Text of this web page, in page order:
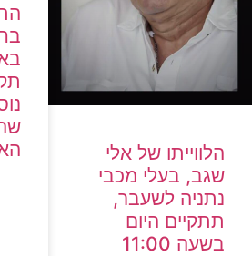
הלווייתו של אלי
שגב, בעלי מכבי
נתניה לשעבר,
תתקיים היום
בשעה 11:00